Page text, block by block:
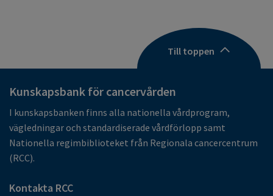
Till toppen
Kunskapsbank för cancervården
I kunskapsbanken finns alla nationella vårdprogram,
vägledningar och standardiserade vårdförlopp samt
Nationella regimbiblioteket från Regionala cancercentrum
(RCC).
Kontakta RCC